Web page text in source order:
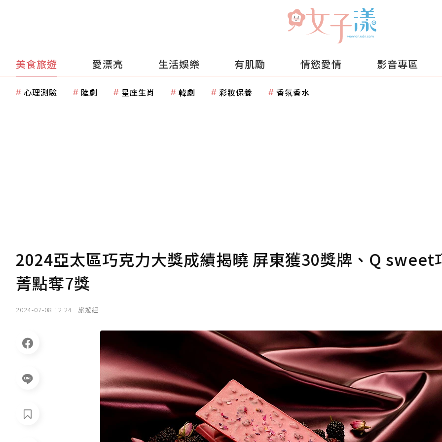
美食旅遊 愛漂亮 生活娛樂 有肌勵 情慾愛情 影音專區
心理測驗 陸劇 星座生肖 韓劇 彩妝保養 香氛香水
2024亞太區巧克力大獎成績揭曉 屏東獲30獎牌、Q sweet
菁點奪7獎
2024-07-08 12:24 旅遊經